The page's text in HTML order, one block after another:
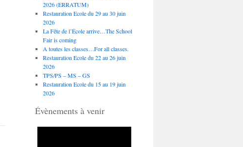
2026 (ERRATUM)
Restauration Ecole du 29 au 30 juin
2026
La Fête de l’École arrive…The School
Fair is coming
A toutes les classes…For all classes.
Restauration Ecole du 22 au 26 juin
2026
TPS/PS – MS – GS
Restauration Ecole du 15 au 19 juin
2026
Évènements à venir